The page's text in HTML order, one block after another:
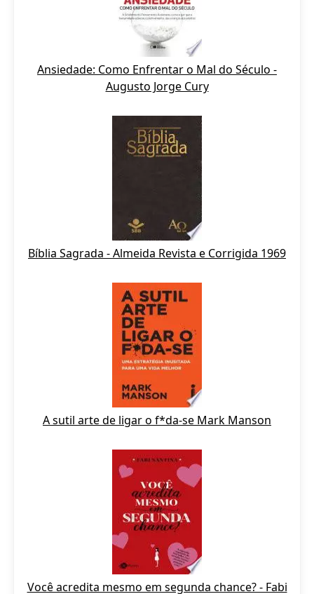
Ansiedade: Como Enfrentar o Mal do Século -
Augusto Jorge Cury
Bíblia Sagrada - Almeida Revista e Corrigida 1969
A sutil arte de ligar o f*da-se Mark Manson
Você acredita mesmo em segunda chance? - Fabi